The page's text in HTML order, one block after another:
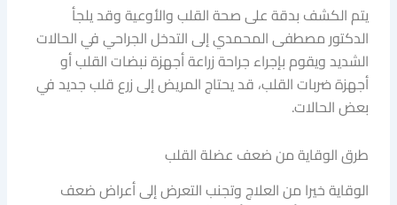
يتم الكشف بدقة على صحة القلب والأوعية وقد يلجأ
الدكتور مصطفى المحمدي إلى التدخل الجراحي في الحالات
الشديد ويقوم بإجراء جراحة زراعة أجهزة نبضات القلب أو
أجهزة ضربات القلب، قد يحتاج المريض إلى زرع قلب جديد في
بعض الحالات.
طرق الوقاية من ضعف عضلة القلب
الوقاية خيرا من العلاج وتجنب التعرض إلى أعراض ضعف